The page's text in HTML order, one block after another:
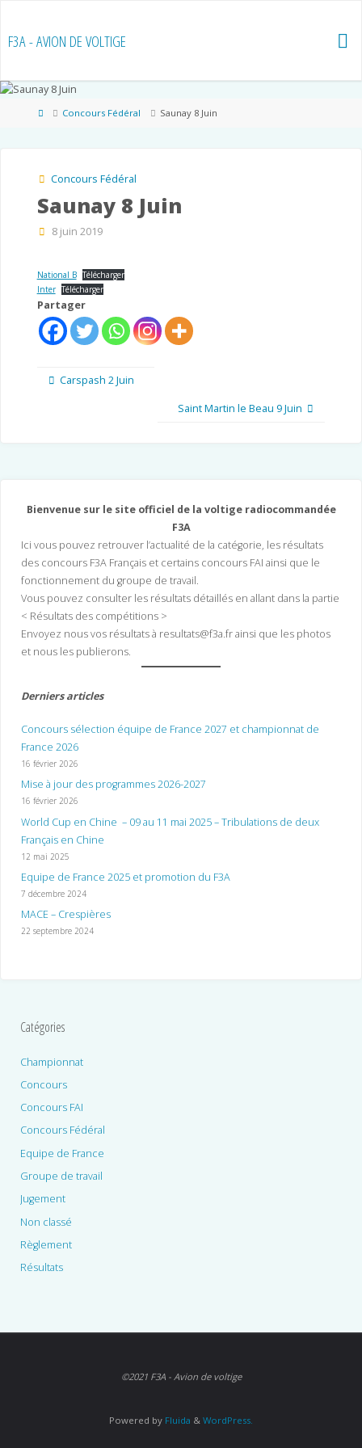
content
F3A - AVION DE VOLTIGE
HomeConcours Fédéral Saunay 8 Juin
Concours Fédéral
Saunay 8 Juin
8 juin 2019
National B Télécharger
Inter Télécharger
Partager
Carspash 2 Juin
Saint Martin le Beau 9 Juin
Bienvenue sur le site officiel de la voltige radiocommandée
F3A
Ici vous pouvez retrouver l’actualité de la catégorie, les résultats
des concours F3A Français et certains concours FAI ainsi que le
fonctionnement du groupe de travail.
Vous pouvez consulter les résultats détaillés en allant dans la partie
< Résultats des compétitions >
Envoyez nous vos résultats à resultats@f3a.fr ainsi que les photos
et nous les publierons.
Derniers articles
Concours sélection équipe de France 2027 et championnat de
France 2026
16 février 2026
Mise à jour des programmes 2026-2027
16 février 2026
World Cup en Chine – 09 au 11 mai 2025 – Tribulations de deux
Français en Chine
12 mai 2025
Equipe de France 2025 et promotion du F3A
7 décembre 2024
MACE – Crespières
22 septembre 2024
Catégories
Championnat
Concours
Concours FAI
Concours Fédéral
Equipe de France
Groupe de travail
Jugement
Non classé
Règlement
Résultats
©2021 F3A - Avion de voltige
Powered by Fluida & WordPress.